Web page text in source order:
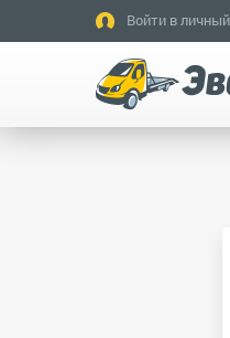
Войти в